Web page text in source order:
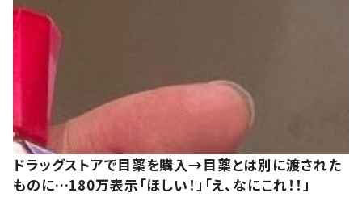
ドラッグストアで目薬を購入→目薬とは別に渡された
ものに…180万表示「ほしい！」「え、なにこれ！！」